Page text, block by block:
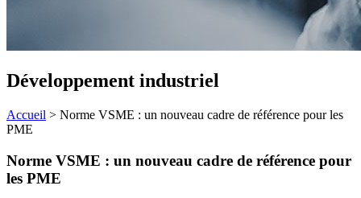
Développement industriel
Accueil > Norme VSME : un nouveau cadre de référence pour les
PME
Norme VSME : un nouveau cadre de référence pour
les PME